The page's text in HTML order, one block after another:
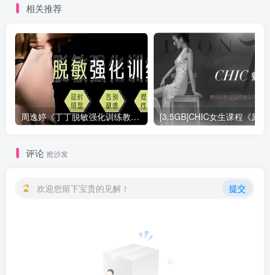
相关推荐
周逸婷《丁丁脱敏强化训练教程》百度网盘下载【081510】
评论 抢沙发
欢迎您留下宝贵的见解！ 提交